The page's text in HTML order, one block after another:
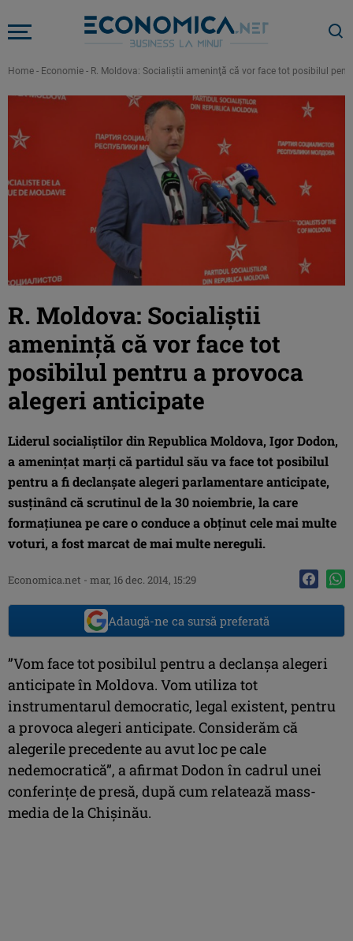
Home - Economie - R. Moldova: Socialiştii ameninţă că vor face tot posibilul
R. Moldova: Socialiştii
ameninţă că vor face tot
posibilul pentru a provoca
alegeri anticipate
Liderul socialiştilor din Republica Moldova, Igor Dodon,
a ameninţat marţi că partidul său va face tot posibilul
pentru a fi declanşate alegeri parlamentare anticipate,
susţinând că scrutinul de la 30 noiembrie, la care
formaţiunea pe care o conduce a obţinut cele mai multe
voturi, a fost marcat de mai multe nereguli.
Economica.net - mar, 16 dec. 2014, 15:29
Adaugă-ne ca sursă preferată
”Vom face tot posibilul pentru a declanşa alegeri
anticipate în Moldova. Vom utiliza tot
instrumentarul democratic, legal existent, pentru
a provoca alegeri anticipate. Considerăm că
alegerile precedente au avut loc pe cale
nedemocratică”, a afirmat Dodon în cadrul unei
conferinţe de presă, după cum relatează mass-
media de la Chişinău.